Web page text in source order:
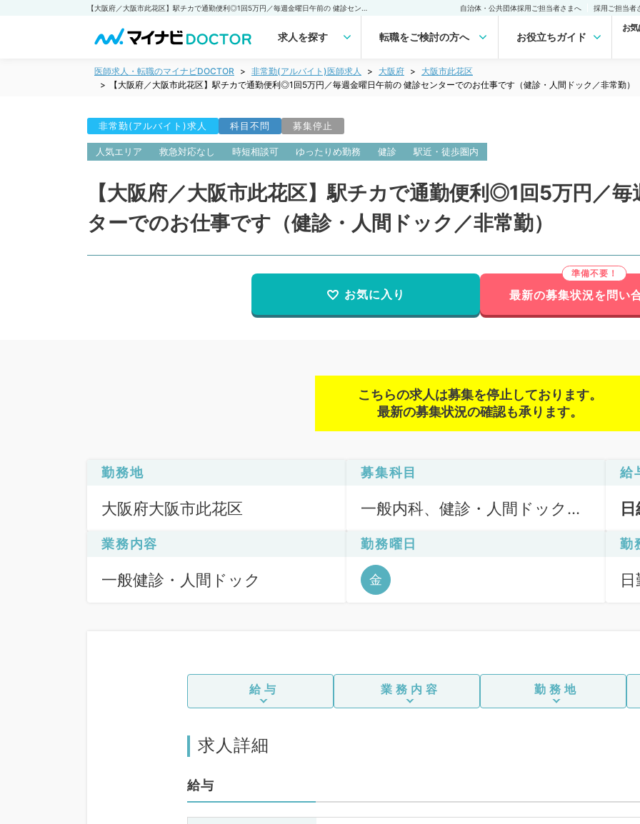
自治体・公共団体採用ご担当者さまへ 採用ご担当者
求人を探す 転職をご検討の方へ お役立ちガイド
お
医師求人・転職のマイナビDOCTOR 非常勤(アルバイト)医師求人 大阪府
大阪市此花区
【大阪府／大阪市此花区】駅チカで通勤便利◎1回5万円／毎週金曜日午前の 健診センターでのお仕事です（健診・人間ドック／非常勤）
非常勤(アルバイト)求人 科目不問 募集停止
人気エリア 救急対応なし 時短相談可 ゆったりめ勤務 健診 駅近・徒歩圏内
【大阪府／大阪市此花区】駅チカで通勤便利◎1回5万円／
ターでのお仕事です（健診・人間ドック／非常勤）
お気に入り 最新の募集状況を問い
こちらの求人は募集を停止しております。
最新の募集状況の確認も承ります。
勤務地
大阪府大阪市此花区
募集科目
一般内科、健診・人間ドック、
給
業務内容
一般健診・人間ドック
勤務曜日
金
勤
給与 業務内容 勤務地
求人詳細
給与